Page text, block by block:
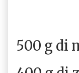
500 g di